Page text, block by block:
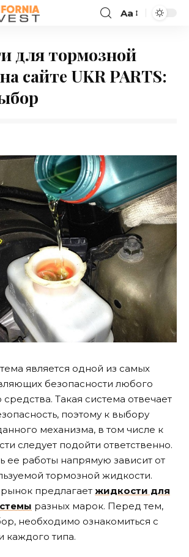
Aa
для тормозной
сайте UKR PARTS:
является одной из самых
безопасности любого
средства. Такая система отвечает
поэтому к выбору
механизма, в том числе к
следует подойти ответственно.
ее работы напрямую зависит от
тормозной жидкости.
предлагает жидкости для
разных марок. Перед тем,
необходимо ознакомиться с
каждого типа.